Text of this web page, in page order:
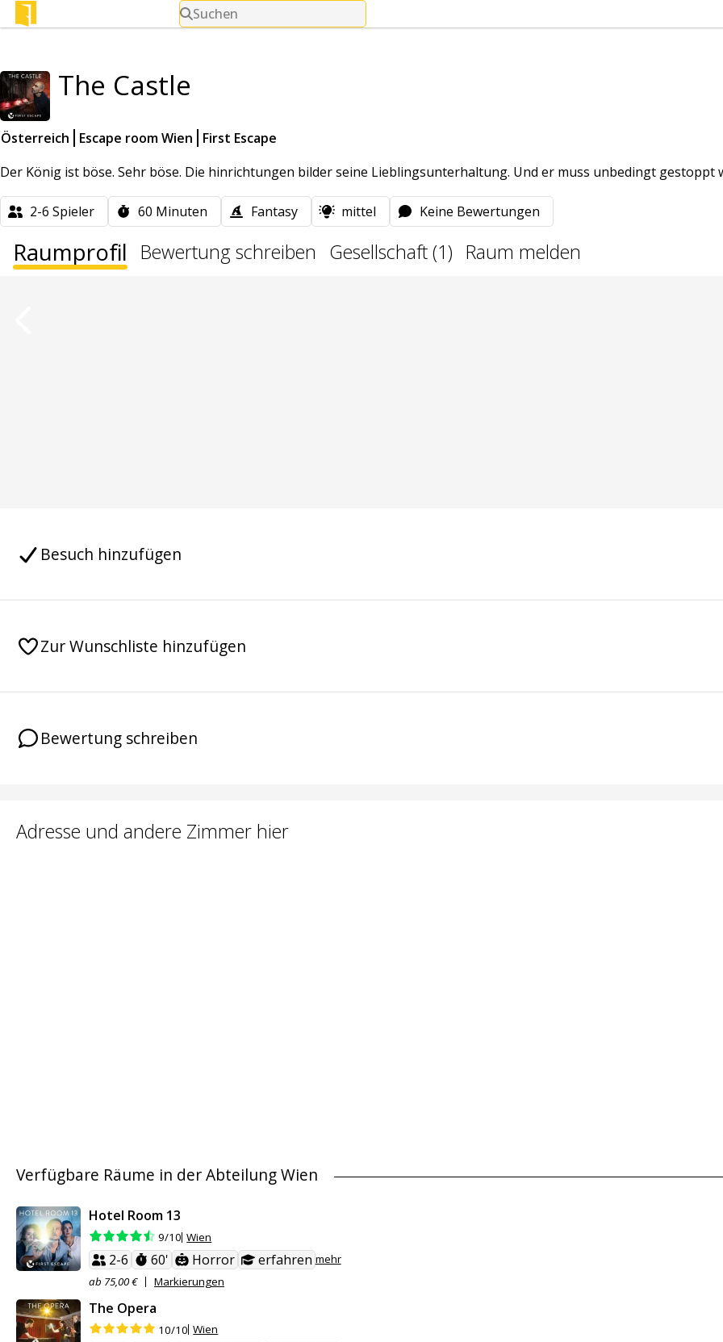
Suchen
The Castle
Österreich Escape room Wien
First Escape
Der König ist böse. Sehr böse. Die hinrichtungen bilder seine Lieblingsunterhaltung. Und er muss unbedingt gestoppt
2-6 Spieler 60 Minuten Fantasy mittel Keine Bewertungen
Raumprofil Bewertung schreiben Gesellschaft (1) Raum melden
Besuch hinzufügen
Zur Wunschliste hinzufügen
Bewertung schreiben
Adresse und andere Zimmer hier
Verfügbare Räume in der Abteilung Wien
Hotel Room 13
9/10 Wien
2-6 60' Horror erfahren mehr
ab 75,00 €
Markierungen
The Opera
10/10 Wien